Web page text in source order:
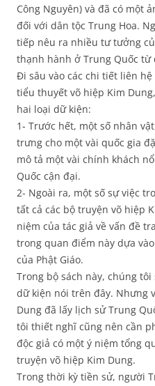
Công Nguyên) và đã có một
đối với dân tộc Trung Hoa.
tiếp nêu ra nhiều tư tưởng
thạnh hành ở Trung Quốc từ
Đi sâu vào các chi tiết liên
tiểu thuyết võ hiệp Kim
hai loại dữ kiện:
1- Trước hết, một số nhân
trưng cho một vài quốc gia
mô tả một vài chính khách
Quốc cận đại.
2- Ngoài ra, một số sự việc
tất cả các bộ truyện võ hiệp
niệm của tác giả về vấn đề
trong quan điểm này dựa
của Phật Giáo.
Trong bộ sách này, chúng
dữ kiện nói trên đây. Nhưng
Dung đã lấy lịch sử Trung
tôi thiết nghĩ cũng nên cần
độc giả có một ý niệm tổng
truyện võ hiệp Kim Dung.
Trong thời kỳ tiền sử, người